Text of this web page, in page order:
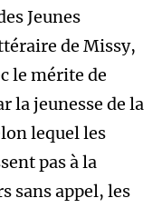
Jeunes
de Missy,
le mérite de
la jeunesse de la
lequel les
pas à la
sans appel, les